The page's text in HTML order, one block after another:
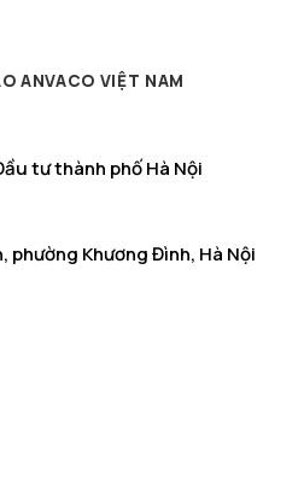
ANVACO VIỆT NAM
tư thành phố Hà Nội
phường Khương Đình, Hà Nội